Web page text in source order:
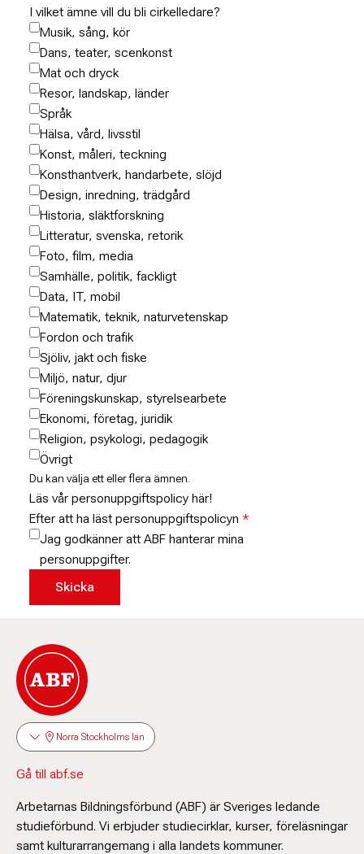
I vilket ämne vill du bli cirkelledare?
Musik, sång, kör
Dans, teater, scenkonst
Mat och dryck
Resor, landskap, länder
Språk
Hälsa, vård, livsstil
Konst, måleri, teckning
Konsthantverk, handarbete, slöjd
Design, inredning, trädgård
Historia, släktforskning
Litteratur, svenska, retorik
Foto, film, media
Samhälle, politik, fackligt
Data, IT, mobil
Matematik, teknik, naturvetenskap
Fordon och trafik
Sjöliv, jakt och fiske
Miljö, natur, djur
Föreningskunskap, styrelsearbete
Ekonomi, företag, juridik
Religion, psykologi, pedagogik
Övrigt
Du kan välja ett eller flera ämnen.
Läs vår personuppgiftspolicy här!
Efter att ha läst personuppgiftspolicyn
Jag godkänner att ABF hanterar mina
personuppgifter.
Norra Stockholms län
Gå till abf.se
Arbetarnas Bildningsförbund (ABF) är Sveriges ledande
studieförbund. Vi erbjuder studiecirklar, kurser, föreläsningar
samt kulturarrangemang i alla landets kommuner.